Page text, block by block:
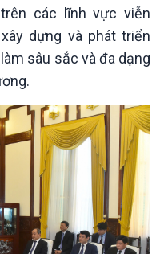
nghiệp & Biển đảo
Nông nghiệp & Biển
vàng
đảo Việt Nam
Tâm tình biên giới và hải
hiểu biển, đảo Việt
các lĩnh vực viễn
dựng và phát triển
sâu sắc và đa dạng